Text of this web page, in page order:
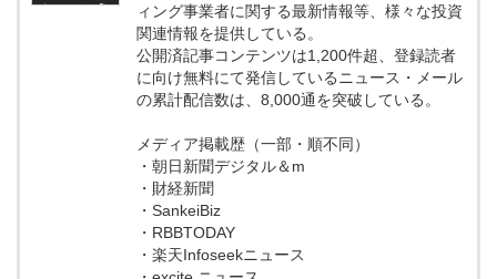
ィング事業者に関する最新情報等、様々な投資
関連情報を提供している。
公開済記事コンテンツは1,200件超、登録読者
に向け無料にて発信しているニュース・メール
の累計配信数は、8,000通を突破している。
メディア掲載歴（一部・順不同）
・朝日新聞デジタル＆m
・財経新聞
・SankeiBiz
・RBBTODAY
・楽天Infoseekニュース